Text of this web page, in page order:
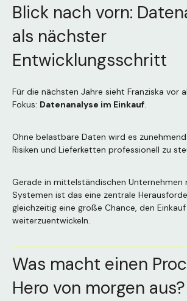
Blick nach vorn:
als nächster
Entwicklungsschritt
Für die nächsten Jahre sieht Franziska vor
Fokus: Datenanalyse im Einkauf.
Ohne belastbare Daten wird es zunehmend
Risiken und Lieferketten professionell zu
Gerade in mittelständischen Unternehmen
Systemen ist das eine zentrale
gleichzeitig eine große Chance, den
weiterzuentwickeln.
Was macht einen
Hero von morgen aus?